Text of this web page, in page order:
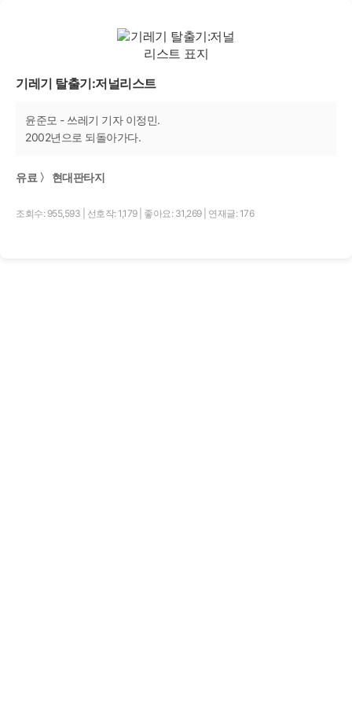
기레기 탈출기:저널리스트
윤준모 - 쓰레기 기자 이정민.
2002년으로 되돌아가다.
유료 〉 현대판타지
조회수: 955,593 선호작: 1,179 좋아요: 31,269 연재글: 176